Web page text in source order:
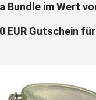
Bundle im Wert
EUR Gutschein